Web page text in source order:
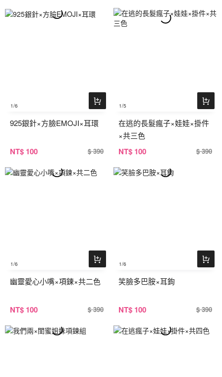
1/6
925銀針×方臉EMOJI×耳環
NT$ 100 $ 390
1/5
在逃的長髮瘋子×娃娃×掛件
×共三色
NT$ 100 $ 390
1/6
幽靈愛心小嘴×項鍊×共二色
NT$ 100 $ 390
1/6
笑臉多巴胺×耳鉤
NT$ 100 $ 390